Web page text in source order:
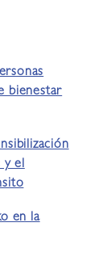
bienestar
y el
en la